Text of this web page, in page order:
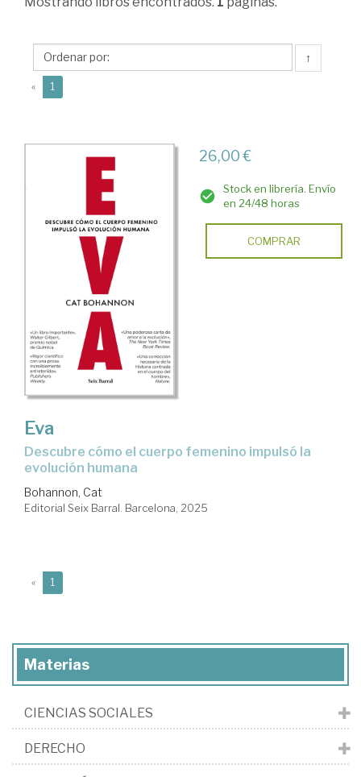
Bohannon,
↑
« 1
26,00 €
Stock en librería. Envío
en 24/48 horas
COMPRAR
Eva
Descubre cómo el cuerpo femenino impulsó la
evolución humana
Bohannon, Cat
Editorial Seix Barral. Barcelona, 2025
« 1
Materias
CIENCIAS SOCIALES
DERECHO